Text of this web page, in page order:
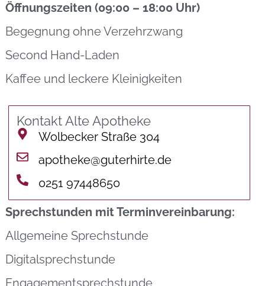
Öffnungszeiten (09:00 – 18:00 Uhr)
Begegnung ohne Verzehrzwang
Second Hand-Laden
Kaffee und leckere Kleinigkeiten
Kontakt Alte Apotheke
Wolbecker Straße 304
apotheke@guterhirte.de
0251 97448650
Sprechstunden mit Terminvereinbarung:
Allgemeine Sprechstunde
Digitalsprechstunde
Engagementsprechstunde